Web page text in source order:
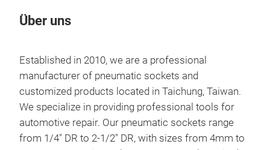
Über uns
Established in 2010, we are a professional
manufacturer of pneumatic sockets and
customized products located in Taichung, Taiwan.
We specialize in providing professional tools for
automotive repair. Our pneumatic sockets range
from 1/4" DR to 2-1/2" DR, with sizes from 4mm to